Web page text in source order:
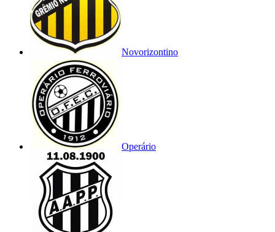
Novorizontino
Operário